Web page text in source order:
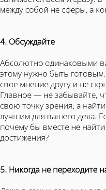
между собой не сферы, а
4. Обсуждайте
Абсолютно одинаковыми
этому нужно быть
свое мнение другу и не
Главное — не забывайте,
свою точку зрения, а
лучшим для вашего дела.
почему бы вместе не
достижения?
5. Никогда не переходите